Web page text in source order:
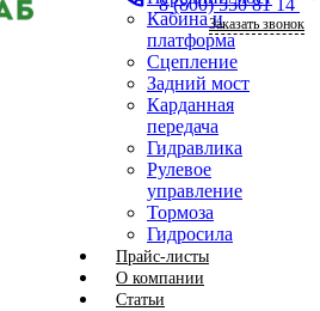
Кабина и
платформа
Сцепление
Задний мост
Карданная
передача
Гидравлика
Рулевое
управление
Тормоза
Гидросила
Прайс-листы
О компании
Статьи
Заказать звонок